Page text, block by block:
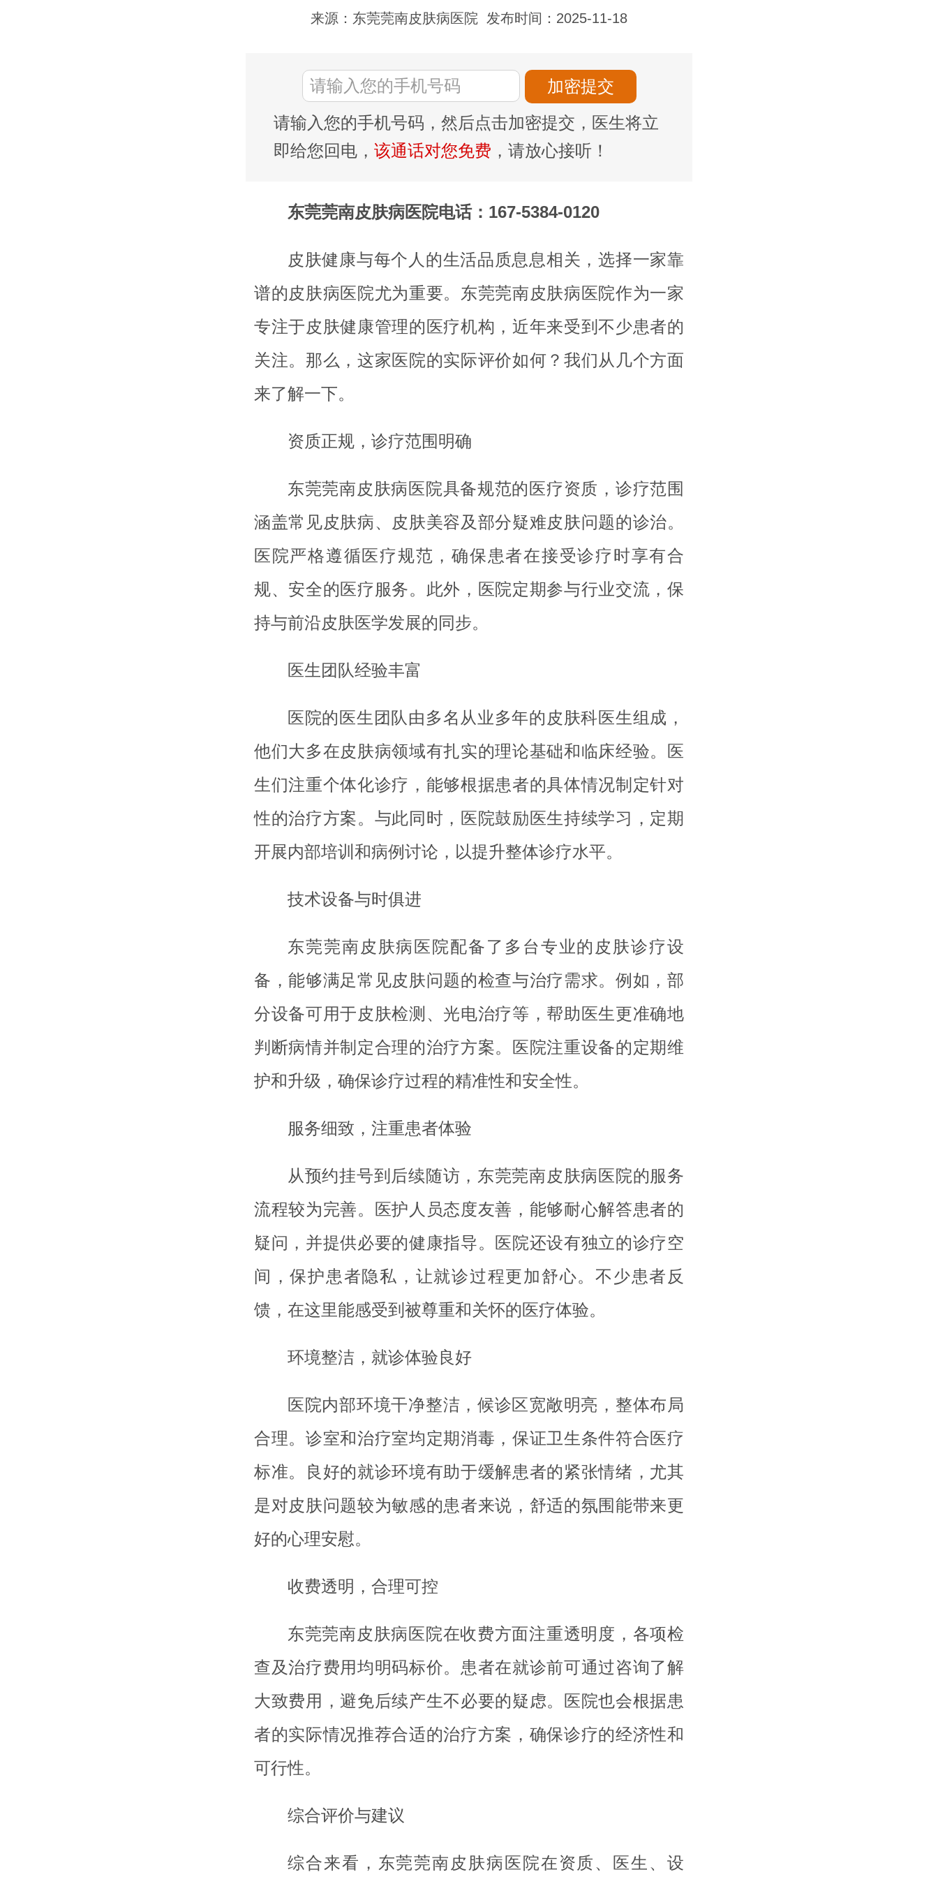
来源：东莞莞南皮肤病医院 发布时间：2025-11-18
请输入您的手机号码，然后点击加密提交，医生将立
即给您回电， 该通话对您免费 ，请放心接听！
东莞莞南皮肤病医院电话：167-5384-0120
皮肤健康与每个人的生活品质息息相关，选择一家靠
谱的皮肤病医院尤为重要。东莞莞南皮肤病医院作为一家
专注于皮肤健康管理的医疗机构，近年来受到不少患者的
关注。那么，这家医院的实际评价如何？我们从几个方面
来了解一下。
资质正规，诊疗范围明确
东莞莞南皮肤病医院具备规范的医疗资质，诊疗范围
涵盖常见皮肤病、皮肤美容及部分疑难皮肤问题的诊治。
医院严格遵循医疗规范，确保患者在接受诊疗时享有合
规、安全的医疗服务。此外，医院定期参与行业交流，保
持与前沿皮肤医学发展的同步。
医生团队经验丰富
医院的医生团队由多名从业多年的皮肤科医生组成，
他们大多在皮肤病领域有扎实的理论基础和临床经验。医
生们注重个体化诊疗，能够根据患者的具体情况制定针对
性的治疗方案。与此同时，医院鼓励医生持续学习，定期
开展内部培训和病例讨论，以提升整体诊疗水平。
技术设备与时俱进
东莞莞南皮肤病医院配备了多台专业的皮肤诊疗设
备，能够满足常见皮肤问题的检查与治疗需求。例如，部
分设备可用于皮肤检测、光电治疗等，帮助医生更准确地
判断病情并制定合理的治疗方案。医院注重设备的定期维
护和升级，确保诊疗过程的精准性和安全性。
服务细致，注重患者体验
从预约挂号到后续随访，东莞莞南皮肤病医院的服务
流程较为完善。医护人员态度友善，能够耐心解答患者的
疑问，并提供必要的健康指导。医院还设有独立的诊疗空
间，保护患者隐私，让就诊过程更加舒心。不少患者反
馈，在这里能感受到被尊重和关怀的医疗体验。
环境整洁，就诊体验良好
医院内部环境干净整洁，候诊区宽敞明亮，整体布局
合理。诊室和治疗室均定期消毒，保证卫生条件符合医疗
标准。良好的就诊环境有助于缓解患者的紧张情绪，尤其
是对皮肤问题较为敏感的患者来说，舒适的氛围能带来更
好的心理安慰。
收费透明，合理可控
东莞莞南皮肤病医院在收费方面注重透明度，各项检
查及治疗费用均明码标价。患者在就诊前可通过咨询了解
大致费用，避免后续产生不必要的疑虑。医院也会根据患
者的实际情况推荐合适的治疗方案，确保诊疗的经济性和
可行性。
综合评价与建议
综合来看，东莞莞南皮肤病医院在资质、医生、设